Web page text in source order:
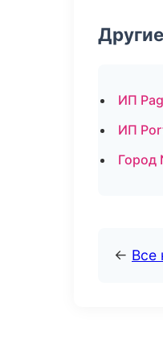
ИП
ИП
Город
← Все